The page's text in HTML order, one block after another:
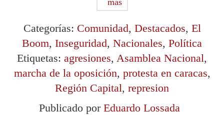
más
Categorías: Comunidad, Destacados, El
Boom, Inseguridad, Nacionales, Política
Etiquetas: agresiones, Asamblea Nacional,
marcha de la oposición, protesta en caracas,
Región Capital, represion
Publicado por Eduardo Lossada